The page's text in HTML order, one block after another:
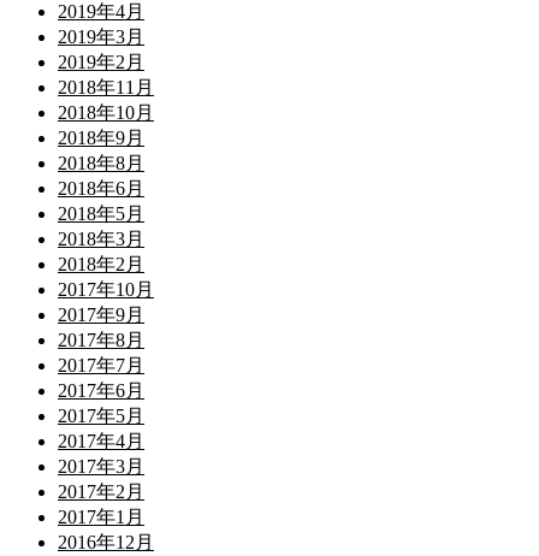
2019年4月
2019年3月
2019年2月
2018年11月
2018年10月
2018年9月
2018年8月
2018年6月
2018年5月
2018年3月
2018年2月
2017年10月
2017年9月
2017年8月
2017年7月
2017年6月
2017年5月
2017年4月
2017年3月
2017年2月
2017年1月
2016年12月